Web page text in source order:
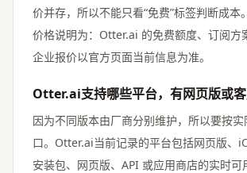
价并存，所以不能只看“免费”标签判断成
价格说明为：Otter.ai 的免费额度、订阅方
企业报价以官方页面当前信息为准。
Otter.ai支持哪些平台，有网页版或客
因为不同版本由厂商分别维护，所以要按实
口。Otter.ai当前记录的平台包括网页版、
安装包、网页版、API 或应用商店的实时可